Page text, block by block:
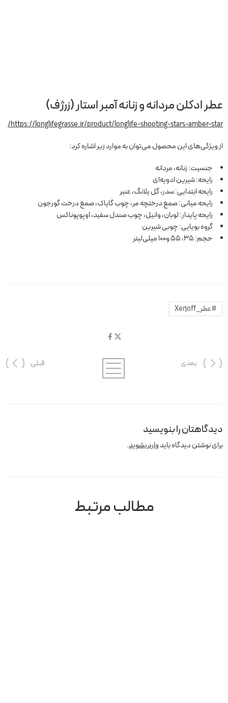
عطر ادکلن مردانه و زنانه آمبر استار (زرژف)
https://longlifegrasse.ir/product/longlife-shooting-stars-amber-star/
از ویژگی‌های این محصول می‌توان به موارد زیر اشاره کرد:
جنسیت: زنانه، مردانه
رایحه: شیرین ادویه‌ای
رایحه ابتدایی: سدر، گل یلانگ، عنبر
رایحه میانی: صمغ درختچه مر، چوب گایاک، صمغ درخت گورجون
رایحه پایدار: لوبان، وانیل، چوب صندل سفید، اوپوپوناکس
گروه بویایی: چوبی شیرین
حجم: 35، 55 و100 میلی‌لیتر
#عطر_Xerjoff
قبلی بعدی
دیدگاهتان را بنویسید
برای نوشتن دیدگاه بایدوارد بشوید.
مطالب مرتبط